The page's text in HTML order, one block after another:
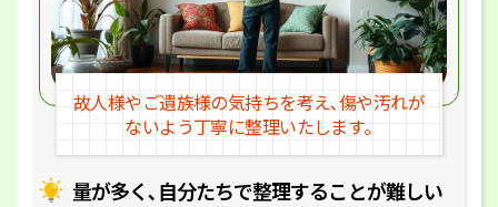
量が多く､自分たちで整理することが難しい
故人様やご遺族様の気持ちを考え､傷や汚れが
ないよう丁寧に整理いたします｡